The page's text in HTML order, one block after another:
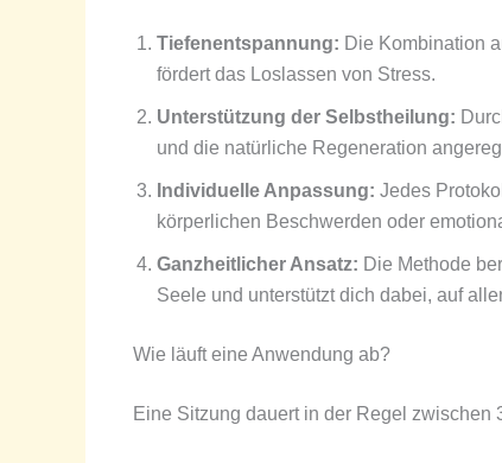
Tiefenentspannung: Die Kombination
fördert das Loslassen von Stress.
Unterstützung der Selbstheilung:
und die natürliche Regeneration
Individuelle Anpassung: Jedes
körperlichen Beschwerden oder
Ganzheitlicher Ansatz: Die Methode
Seele und unterstützt dich dabei, auf
Wie läuft eine Anwendung ab?
Eine Sitzung dauert in der Regel